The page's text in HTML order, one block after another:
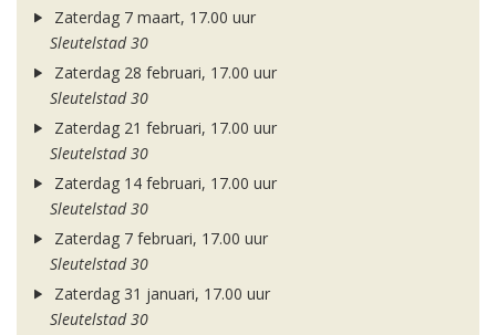
Zaterdag 7 maart, 17.00 uur
Sleutelstad 30
Zaterdag 28 februari, 17.00 uur
Sleutelstad 30
Zaterdag 21 februari, 17.00 uur
Sleutelstad 30
Zaterdag 14 februari, 17.00 uur
Sleutelstad 30
Zaterdag 7 februari, 17.00 uur
Sleutelstad 30
Zaterdag 31 januari, 17.00 uur
Sleutelstad 30